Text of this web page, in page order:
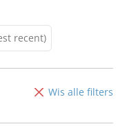
recent)
Wis alle filters